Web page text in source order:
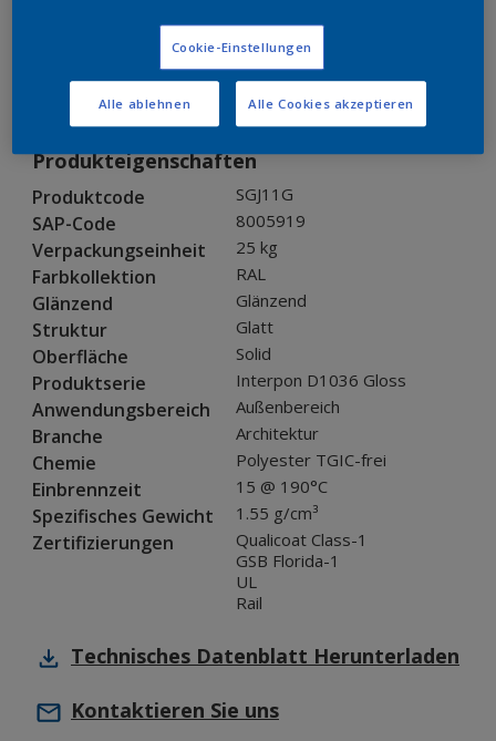
Muster bestellen
Bestellen Sie direkt im Webshop
Produkteigenschaften
Produktcode SGJ11G
SAP-Code 8005919
Verpackungseinheit 25 kg
Farbkollektion RAL
Glänzend Glänzend
Struktur Glatt
Oberfläche Solid
Produktserie Interpon D1036 Gloss
Anwendungsbereich Außenbereich
Branche Architektur
Chemie Polyester TGIC-frei
Einbrennzeit 15 @ 190°C
Spezifisches Gewicht 1.55 g/cm³
Zertifizierungen
Qualicoat Class-1
GSB Florida-1
UL
Rail
Technisches Datenblatt Herunterladen
Kontaktieren Sie uns
Cookie-Einstellungen
Alle ablehnen Alle Cookies akzeptieren